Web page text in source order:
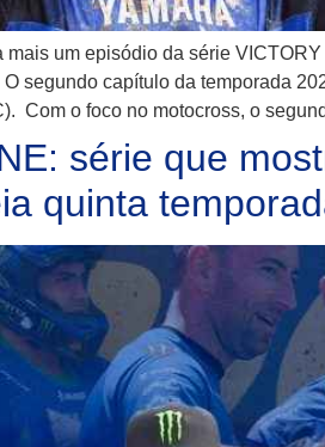
mais um episódio da série
segundo capítulo da temporada
Com o foco no motocross, o
série que
quinta